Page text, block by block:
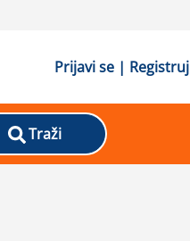
Prijavi se | Registruj
Traži